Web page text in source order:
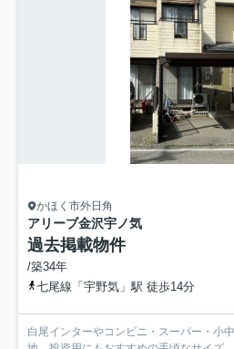
かほく市外日角
アリーブ金沢宇ノ気
過去掲載物件
/築34年
七尾線「宇野気」駅 徒歩14分
白尾インターやコンビニ・スーパー・小